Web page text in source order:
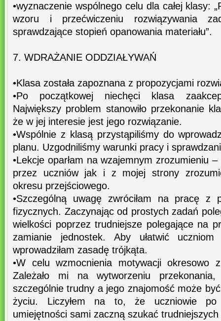
•wyznaczenie wspólnego celu dla całej klasy:
wzoru i przećwiczeniu rozwiązywania
sprawdzające stopień opanowania materiału”.
7. WDRAŻANIE ODDZIAŁYWAŃ
•Klasa została zapoznana z propozycjami
•Po początkowej niechęci klasa
Największy problem stanowiło przekonanie
że w jej interesie jest jego rozwiązanie.
•Wspólnie z klasą przystąpiliśmy do
planu. Uzgodniliśmy warunki pracy i
•Lekcje oparłam na wzajemnym zrozumieniu
przez uczniów jak i z mojej strony
okresu przejściowego.
•Szczególną uwagę zwróciłam na pracę z
fizycznych. Zaczynając od prostych zadań
wielkości poprzez trudniejsze polegające na
zamianie jednostek. Aby ułatwić uczniom
wprowadziłam zasadę trójkąta.
•W celu wzmocnienia motywacji okresowo
Zależało mi na wytworzeniu
szczególnie trudny a jego znajomość może
życiu. Liczyłem na to, że uczniowie po
umiejętności sami zaczną szukać